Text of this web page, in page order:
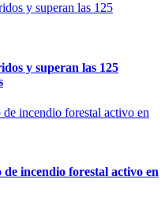
y superan las 125
incendio forestal activo en